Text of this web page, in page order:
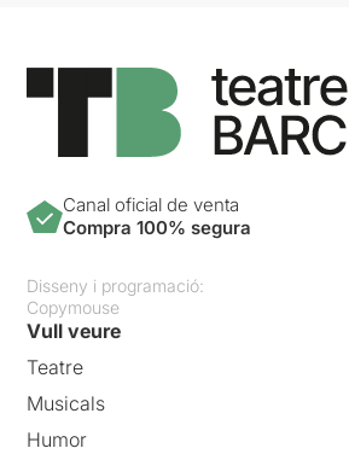
Canal oficial de venta
Compra 100% segura
Disseny i programació:
Copymouse
Vull veure
Teatre
Musicals
Humor